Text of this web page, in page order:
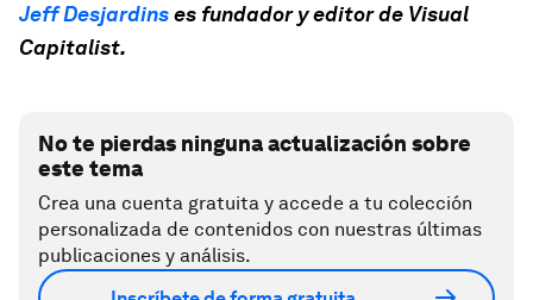
Jeff Desjardinses fundador y editor de Visual
Capitalist.
No te pierdas ninguna actualización sobre
este tema
Crea una cuenta gratuita y accede a tu colección
personalizada de contenidos con nuestras últimas
publicaciones y análisis.